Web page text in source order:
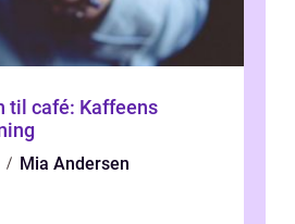
til café: Kaffeens
Mia Andersen